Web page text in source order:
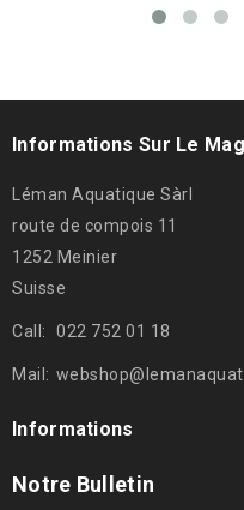
Informations Sur Le
Léman Aquatique Sàrl
route de compois 11
1252 Meinier
Suisse
Call: 022 752 01 18
Mail:
Informations
Notre Bulletin